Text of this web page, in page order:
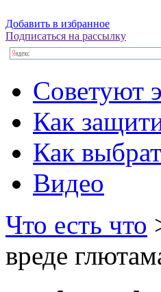
Добавить в избранное
Подписаться на рассылку
Советуют
Как
Как
Видео
Что есть что
вреде